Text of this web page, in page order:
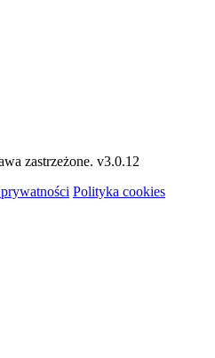
zastrzeżone. v3.0.12
Polityka cookies